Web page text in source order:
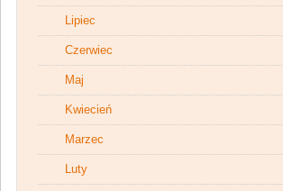
Lipiec
Czerwiec
Maj
Kwiecień
Marzec
Luty